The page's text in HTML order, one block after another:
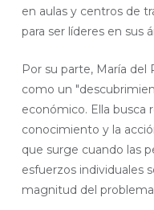
en aulas y centros de
para ser líderes en sus
Por su parte, María del
como un
económico. Ella busca
conocimiento y la
que surge cuando las
esfuerzos individuales
magnitud del